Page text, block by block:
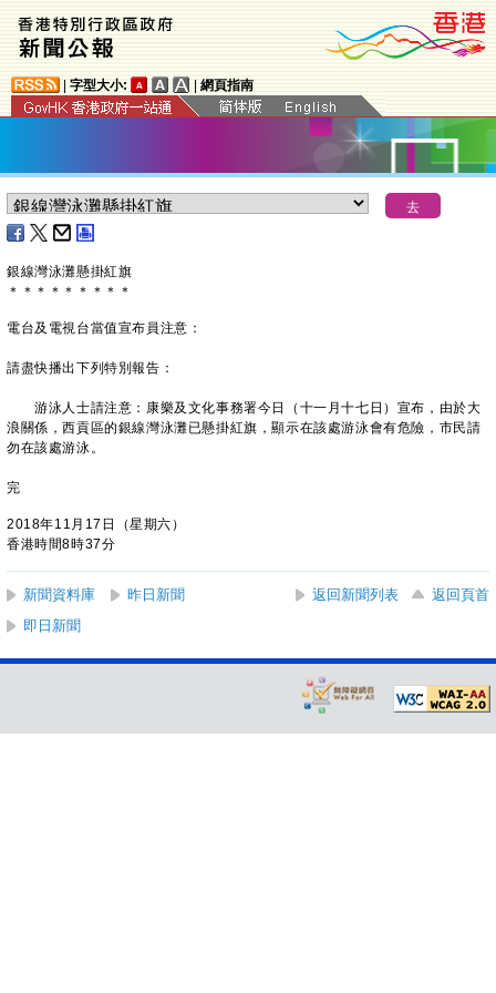
字型大小: 網頁指南
銀線灣泳灘懸掛紅旗
＊ ＊ ＊ ＊ ＊ ＊ ＊ ＊ ＊
電台及電視台當值宣布員注意：
請盡快播出下列特別報告：
游泳人士請注意：康樂及文化事務署今日（十一月十七日）宣布，由於大
浪關係，西貢區的銀線灣泳灘已懸掛紅旗，顯示在該處游泳會有危險，市民請
勿在該處游泳。
完
2018年11月17日（星期六）
香港時間8時37分
新聞資料庫 昨日新聞 返回新聞列表
返回頁首
即日新聞